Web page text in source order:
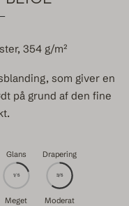
354 g/m²
som giver en
på grund af den fine
Glans
1/5
Meget
Drapering
3/5
Moderat